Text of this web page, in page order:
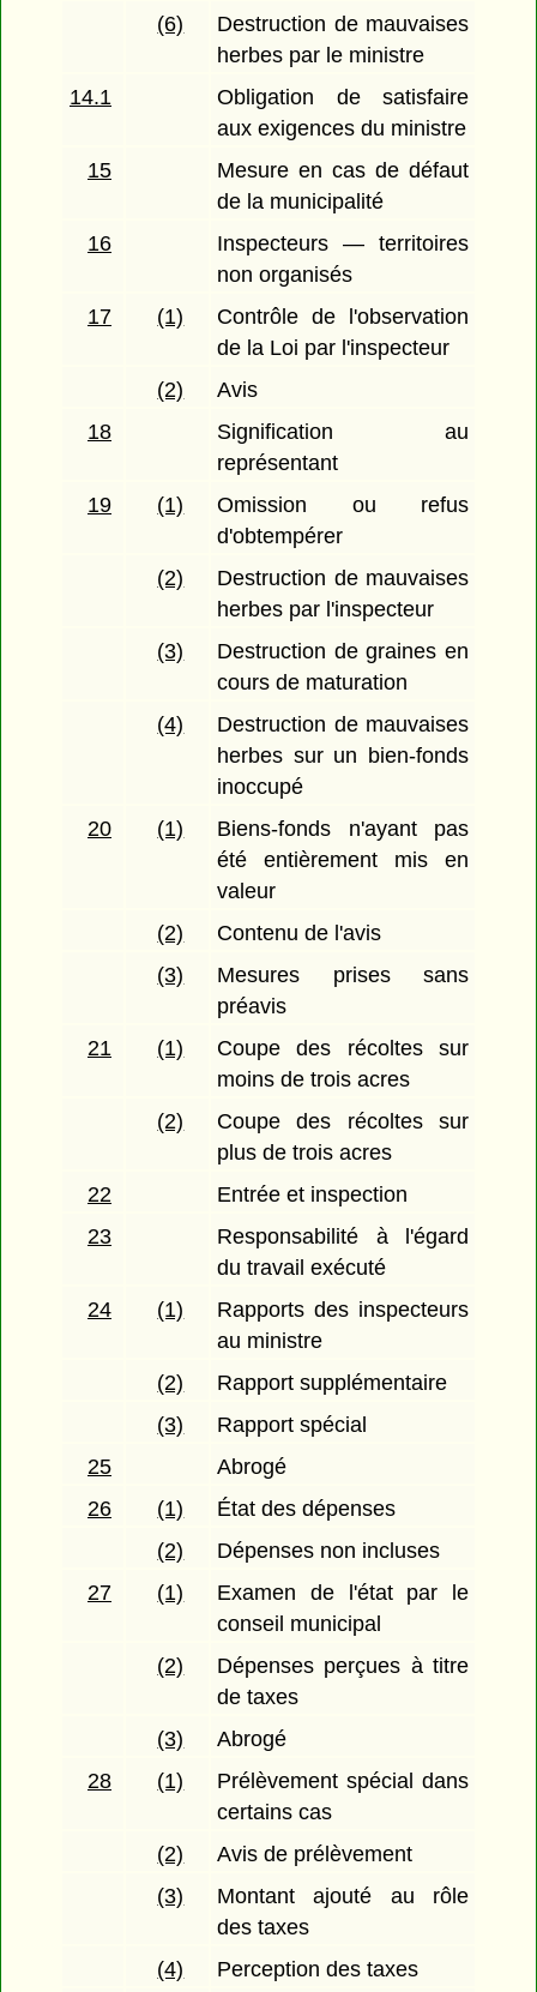
(6)
Destruction de mauvaises
herbes par le ministre
14.1
Obligation de satisfaire
aux exigences du ministre
15
Mesure en cas de défaut
de la municipalité
16
Inspecteurs — territoires
non organisés
17
(1)
Contrôle de l'observation
de la Loi par l'inspecteur
(2)
Avis
18
Signification au
représentant
19
(1)
Omission ou refus
d'obtempérer
(2)
Destruction de mauvaises
herbes par l'inspecteur
(3)
Destruction de graines en
cours de maturation
(4)
Destruction de mauvaises
herbes sur un bien-fonds
inoccupé
20
(1)
Biens-fonds n'ayant pas
été entièrement mis en
valeur
(2)
Contenu de l'avis
(3)
Mesures prises sans
préavis
21
(1)
Coupe des récoltes sur
moins de trois acres
(2)
Coupe des récoltes sur
plus de trois acres
22
Entrée et inspection
23
Responsabilité à l'égard
du travail exécuté
24
(1)
Rapports des inspecteurs
au ministre
(2)
Rapport supplémentaire
(3)
Rapport spécial
25
Abrogé
26
(1)
État des dépenses
(2)
Dépenses non incluses
27
(1)
Examen de l'état par le
conseil municipal
(2)
Dépenses perçues à titre
de taxes
(3)
Abrogé
28
(1)
Prélèvement spécial dans
certains cas
(2)
Avis de prélèvement
(3)
Montant ajouté au rôle
des taxes
(4)
Perception des taxes